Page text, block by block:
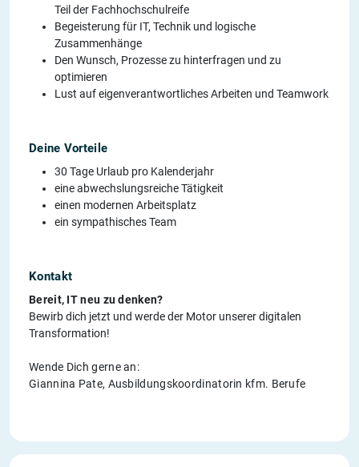
Teil der Fachhochschulreife
Begeisterung für IT, Technik und logische
Zusammenhänge
Den Wunsch, Prozesse zu hinterfragen und zu
optimieren
Lust auf eigenverantwortliches Arbeiten und Teamwork
Deine Vorteile
30 Tage Urlaub pro Kalenderjahr
eine abwechslungsreiche Tätigkeit
einen modernen Arbeitsplatz
ein sympathisches Team
Kontakt
Bereit, IT neu zu denken?
Bewirb dich jetzt und werde der Motor unserer digitalen
Transformation!
Wende Dich gerne an:
Giannina Pate, Ausbildungskoordinatorin kfm. Berufe